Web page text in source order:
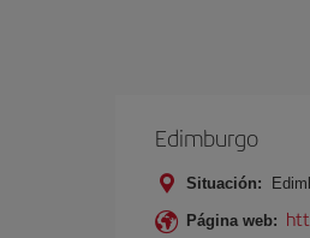
Edimburgo
Situación:
Página web: